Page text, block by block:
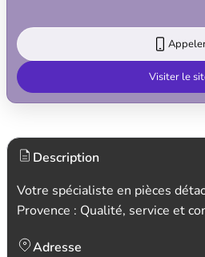
Visiter le
Description
Votre spécialiste en pièces
Provence : Qualité, service et
Adresse